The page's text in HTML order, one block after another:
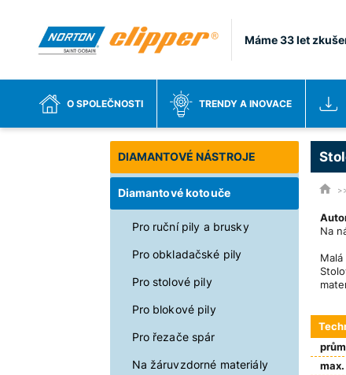
Máme 33 let
O SPOLEČNOSTI TRENDY A INOVACE
DIAMANTOVÉ NÁSTROJE
Diamantové kotouče
Pro ruční pily a brusky
Pro obkladačské pily
Pro stolové pily
Pro blokové pily
Pro řezače spár
Na žáruvzdorné materiály
Na